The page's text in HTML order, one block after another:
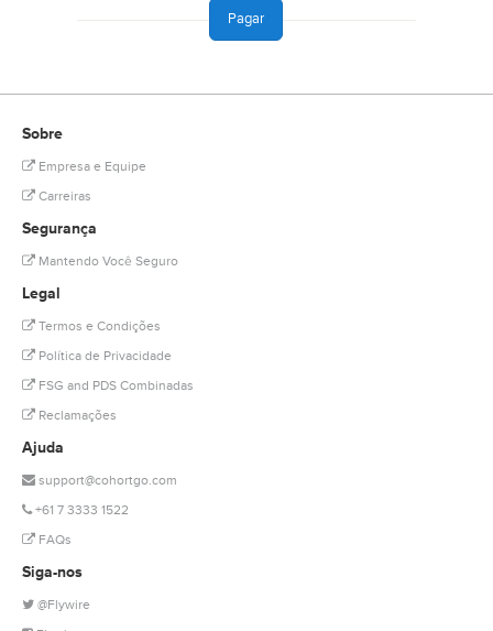
Sobre
Empresa e Equipe
Carreiras
Segurança
Mantendo Você Seguro
Legal
Termos e Condições
Política de Privacidade
FSG and PDS Combinadas
Reclamações
Ajuda
support@cohortgo.com
+61 7 3333 1522
FAQs
Siga-nos
@Flywire